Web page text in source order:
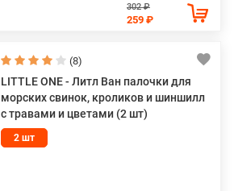
302 ₽
259 ₽
(8)
LITTLE ONE - Литл Ван палочки для
морских свинок, кроликов и шиншилл
с травами и цветами (2 шт)
2 шт